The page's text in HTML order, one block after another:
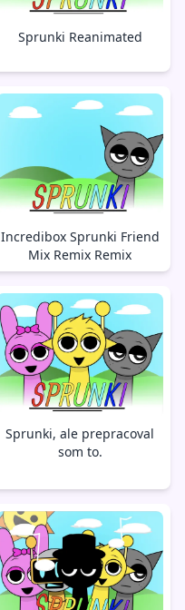
Sprunki Reanimated
Incredibox Sprunki Friend
Mix Remix Remix
Sprunki, ale prepracoval
som to.